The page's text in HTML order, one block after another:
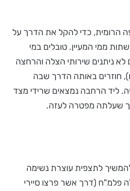
הרומית, כדי להקל את הדרך על
ממי המעיין. טובלים במי
לא ניתנים שירותי הצלה והרחצה
חוזרים באותה הדרך שבה
ליד הרחבה נמצאים שרידי מצד
שעלתה מפטרה לעזה.
לתצפית עוצרת נשימה
פלמ"ח (דרך אשר פרצו סיירי